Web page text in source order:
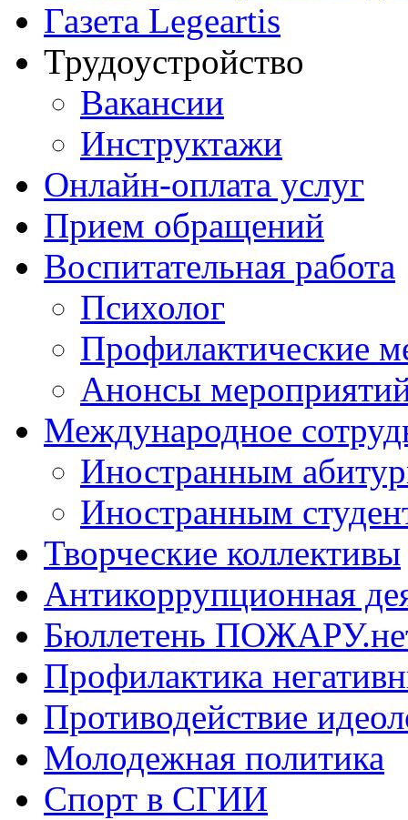
Газета Legeartis
Трудоустройство
Вакансии
Инструктажи
Онлайн-оплата услуг
Прием обращений
Воспитательная работа
Психолог
Профилактические
Анонсы
Международное
Иностранным
Иностранным
Творческие коллективы
Антикоррупционная
Бюллетень
Профилактика
Противодействие
Молодежная политика
Спорт в СГИИ